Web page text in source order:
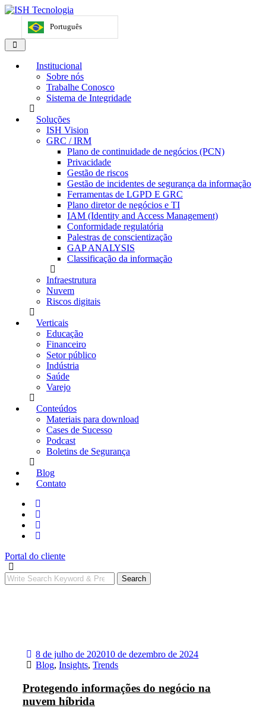
Português
Institucional
Sobre nós
Trabalhe Conosco
Sistema de Integridade
Soluções
ISH Vision
GRC / IRM
Plano de continuidade de negócios (PCN)
Privacidade
Gestão de riscos
Gestão de incidentes de segurança da informação
Ferramentas de LGPD E GRC
Plano diretor de negócios e TI
IAM (Identity and Access Management)
Conformidade regulatória
Palestras de conscientização
GAP ANALYSIS
Classificação da informação
Infraestrutura
Nuvem
Riscos digitais
Verticais
Educação
Financeiro
Setor público
Indústria
Saúde
Varejo
Conteúdos
Materiais para download
Cases de Sucesso
Podcast
Boletins de Segurança
Blog
Contato
Portal do cliente
Search
8 de julho de 202010 de dezembro de 2024
Blog,Insights,Trends
Protegendo informações do negócio na
nuvem híbrida